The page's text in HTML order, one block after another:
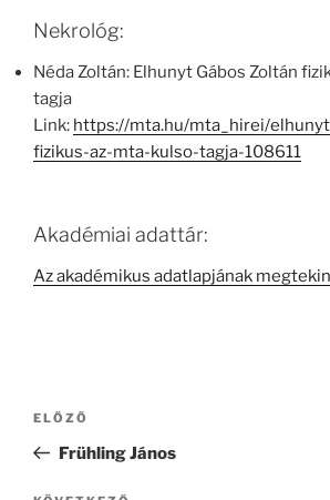
Nekrológ:
Néda Zoltán: Elhunyt Gábos Zoltán
tagja
Link: https://mta.hu/mta_hirei/
fizikus-az-mta-kulso-tagja-108611
Akadémiai adattár:
Az akadémikus adatlapjának
Bejegyzés
Korábbi
bejegyzés
ELŐZŐ
Frühling János